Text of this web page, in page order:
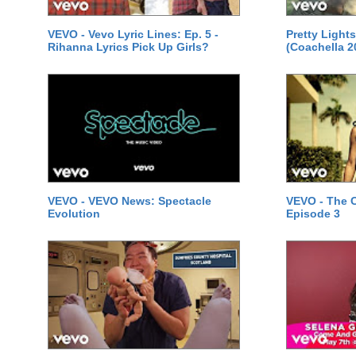
VEVO - Vevo Lyric Lines: Ep. 5 -
Rihanna Lyrics Pick Up Girls?
Pretty
(Coachella
VEVO - VEVO News: Spectacle
Evolution
VEVO - The
Episode 3